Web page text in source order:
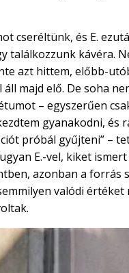
cseréltünk, és E.
találkozzunk kávéra.
azt hittem, előbb-
majd elő. De soha
– egyszerűen
gyanakodni, és
próbál gyűjteni” –
E.-vel, kiket
azonban a forrás
valódi értéket